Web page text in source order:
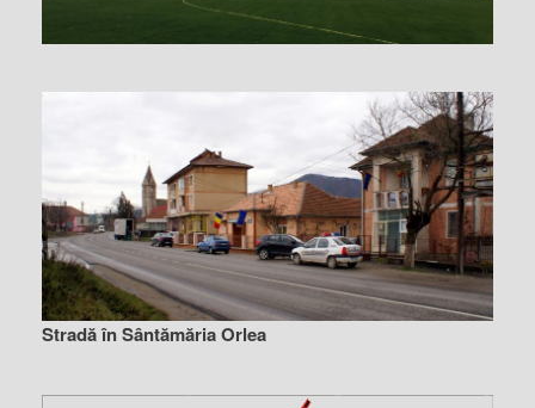
Stradă în Sântămăria Orlea